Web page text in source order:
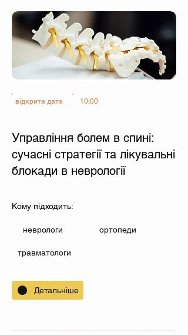
відкрита дата 10:00
Управління болем в спині:
сучасні стратегії та лікувальні
блокади в неврології
Кому підходить:
неврологи ортопеди
травматологи
Детальніше